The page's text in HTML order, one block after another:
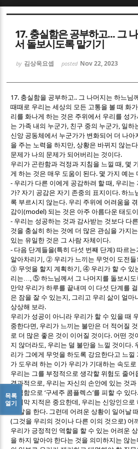
17. 충실함은 공부하고... 그
서 돌보시도록 맡기기
by 김상욱요셉 posted Nov 22, 2023
17. 충실함을 공부하고 .. 그 나머지는 하느님
때때로 우리는 세상의 모든 고통을 볼 때 화
리를 화나게 하는 것은 주위에서 우리를 성
는 가족 내의 누군가, 친구 중의 누군가, 일하
신앙 공동체에서 누군가가 변화되어 더 나아
을 주는 노력을 하지만,상황은 바뀌지 않는다
문제가 나의 문제가 되어버리는 것이다.
우리가 곤란함과 걱정과 지침을 느낄 때 , 몇
게 하는 것은 매우 도움이 된다. 몇 가지 예는
- 우리가 다른 이에게 공감하려 할 때 , 우리는
가?자기 공감은 자기 존중의 표지이다.하느
록 부르시지 않는다. 우리 주위에 어려움을
감이(model) 되는 것은 아주 아름다운 태도
- 우리는 성공하는 것과 감사받는 것보다 다
것을 충실히 하는 것에 더 많은 관심을 가지
있는 유일한 것은 그 사람 자체이다.
- 다음 단계들을(특히 다섯 번째 단계)따르는
알아차리기 ,⓶ 우리가 느끼는 무엇이 도전
⓷ 무엇을 할지 계획하기 ,④ 우리가 할 수 있
리는
,⑤하느님께서 그 나머지를 돌보시도
만약 우리가 하루를 끝내며 이 다섯 단계를
은 잠을 잘 수 있는지 , 그리고 우리 삶이 얼마
상상해 보라.
우리가 성공이 아니라 우리가 할 수 있을 때
중한다면 , 우리가 느끼는 불만은 더 적어질
로 더 많은 좋은 것이 이어질 것이다. 어떤 것
지 않더라도 , 우리는 덜 불만을 느낄 것이다.
리가 그에게 무엇을 하도록 강요한다고 느낄
가 도우려 하는 이가 우리가 기대하는 속도
우리는 그를 부정적으로 생각할 위험도 줄어
결과적으로 , 우리는 자신의 손안에 있는 것
인식함으로‘구세주 콤플렉스’를 피할 수 있다.
마지막 지적은 중요한데 , 우리는 신앙인으로
고 말을 한다. 그런데 어려운 상황이 일어날 때
(그것을 우리의 것이나 다른 이의 것으로) 어
우리가 긍정적인 역할을 할 수 있는 어려운
을 하지 말아야 한다는 것을 의미하지는 않는
목록
열기
Sketchbook5, 스
Sketchbook5, 스케
Sketchbook5, 스
Sketchbook5, 스케